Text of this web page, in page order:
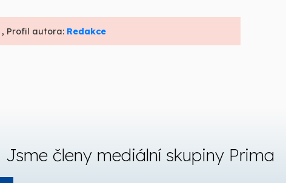
, Profil autora: Redakce
Jsme členy mediální skupiny Prima